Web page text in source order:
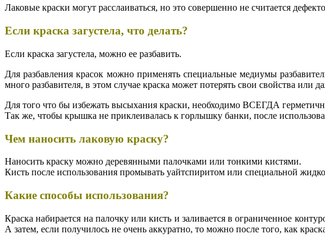
Лаковые краски могут расслаиваться, но это совершенно не считается
Если краска загустела, что делать?
Если краска загустела, можно ее разбавить.
Для разбавления красок можно применять специальные медиумы
много разбавителя, в этом случае краска может потерять свои свойства или
Для того что бы избежать высыхания краски, необходимо ВСЕГДА
Так же, чтобы крышка не приклеивалась к горлышку банки, после
Чем наносить лаковую краску?
Наносить краску можно деревянными палочками или тонкими кистями.
Кисть после использования промывать уайтспиритом или специальной
Какие способы использования?
Краска набирается на палочку или кисть и заливается в ограниченное
А затем, если получилось не очень аккуратно, то можно после того, как